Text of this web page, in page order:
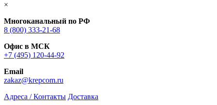
×
Многоканальный по РФ
8 (800) 333‑21-68
Офис в МСК
+7 (495) 120-44-92
Email
zakaz@krepcom.ru
Адреса / Контакты Доставка